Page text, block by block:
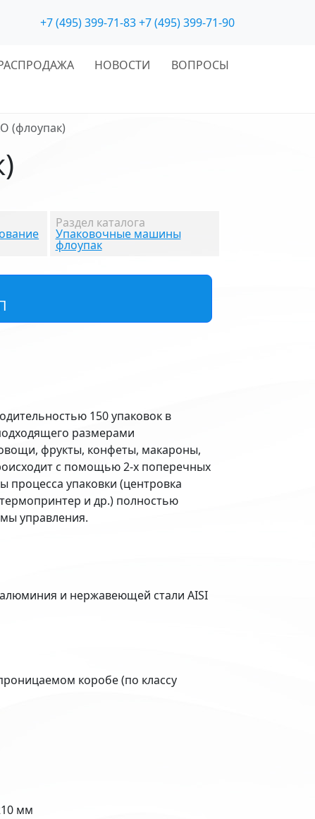
+7 (495) 399-71-83+7 (495) 399-71-90
НОВОСТИ
ВОПРОСЫ
(флоупак)
Раздел каталога
Упаковочные машины
флоупак
150 упаковок в
размерами
фрукты, конфеты, макароны,
с помощью 2-х поперечных
процесса упаковки (центровка
и др.) полностью
управления.
и нержавеющей стали AISI
коробе (по классу
мм